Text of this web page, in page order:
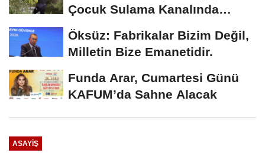
Çocuk Sulama Kanalında
Bulundu
Öksüz: Fabrikalar Bizim Değil,
Milletin Bize Emanetidir.
Funda Arar, Cumartesi Günü
KAFUM’da Sahne Alacak
ASAYİŞ